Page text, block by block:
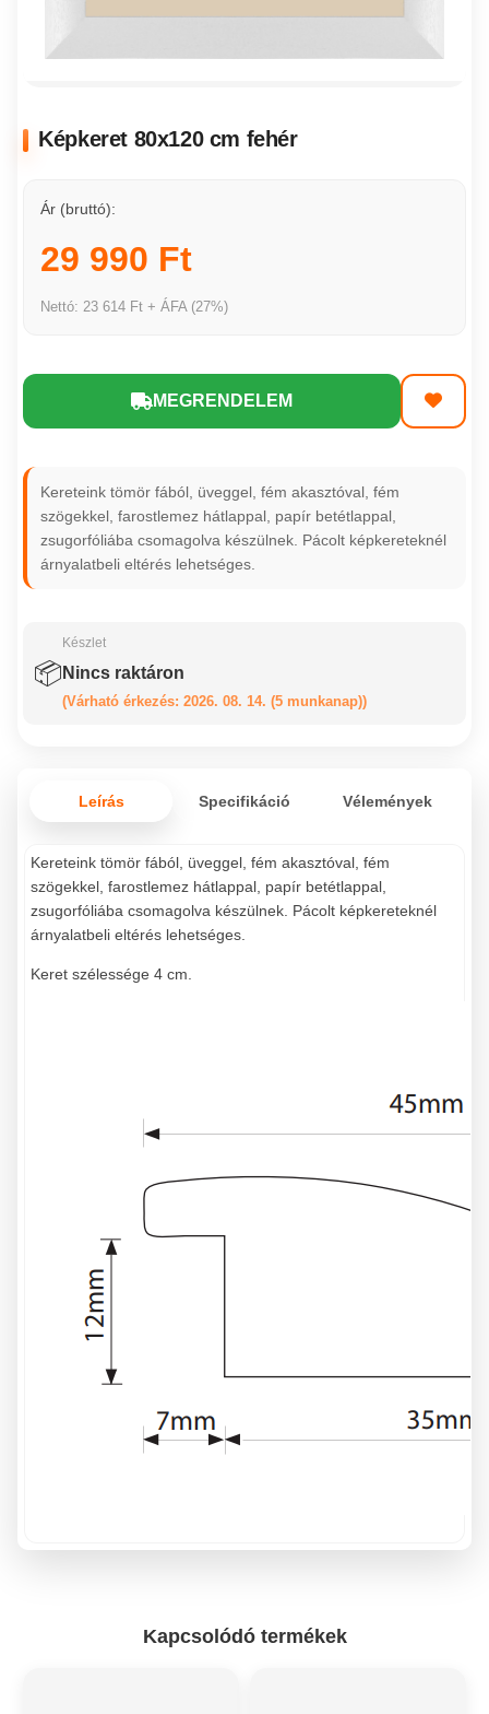
Képkeret 80x120 cm fehér
Ár (bruttó):
29 990 Ft
Nettó: 23 614 Ft + ÁFA (27%)
MEGRENDELEM
Kereteink tömör fából, üveggel, fém akasztóval, fém
szögekkel, farostlemez hátlappal, papír betétlappal,
zsugorfóliába csomagolva készülnek. Pácolt képkereteknél
árnyalatbeli eltérés lehetséges.
📦
Készlet
Nincs raktáron
(Várható érkezés: 2026. 08. 14. (5 munkanap))
Leírás Specifikáció Vélemények
Kereteink tömör fából, üveggel, fém akasztóval, fém
szögekkel, farostlemez hátlappal, papír betétlappal,
zsugorfóliába csomagolva készülnek. Pácolt képkereteknél
árnyalatbeli eltérés lehetséges.
Keret szélessége 4 cm.
Kapcsolódó termékek